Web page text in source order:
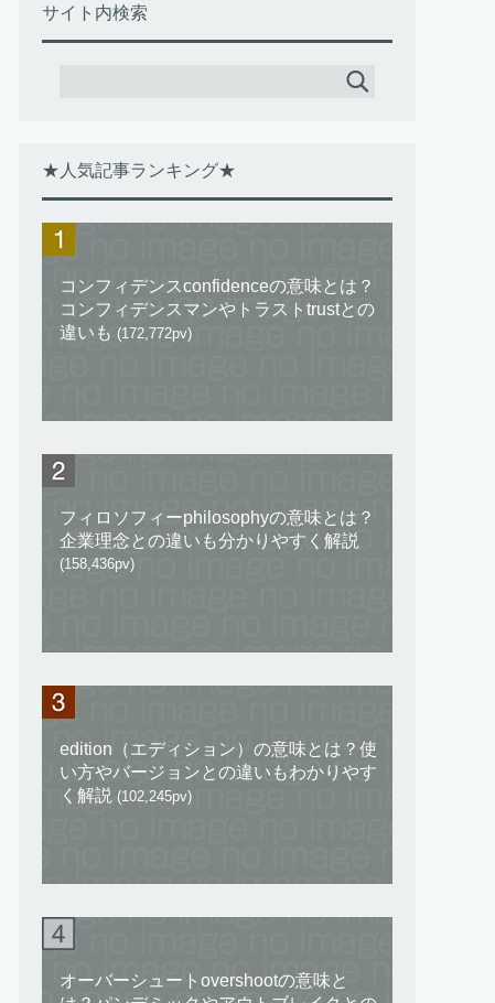
サイト内検索
★人気記事ランキング★
コンフィデンスconfidenceの意味とは？
コンフィデンスマンやトラストtrustとの
違いも (172,772pv)
フィロソフィーphilosophyの意味とは？
企業理念との違いも分かりやすく解説
(158,436pv)
edition（エディション）の意味とは？使
い方やバージョンとの違いもわかりやす
く解説 (102,245pv)
オーバーシュートovershootの意味と